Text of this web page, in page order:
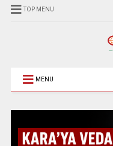
TOP MENU
MENU